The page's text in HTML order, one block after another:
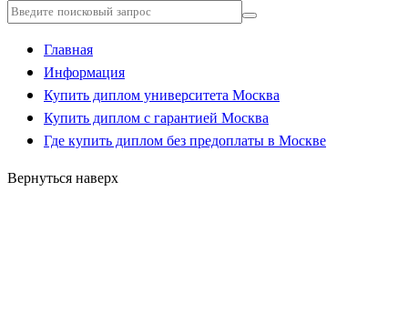
Главная
Информация
Купить диплом университета Москва
Купить диплом с гарантией Москва
Где купить диплом без предоплаты в Москве
Вернуться наверх